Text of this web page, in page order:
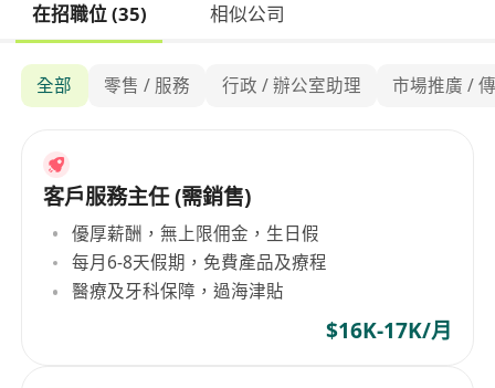
在招職位 (35) 相似公司
全部 零售 / 服務 行政 / 辦公室助理 市場推廣 /
客戶服務主任 (需銷售)
優厚薪酬，無上限佣金，生日假
每月6-8天假期，免費產品及療程
醫療及牙科保障，過海津貼
$16K-17K/月